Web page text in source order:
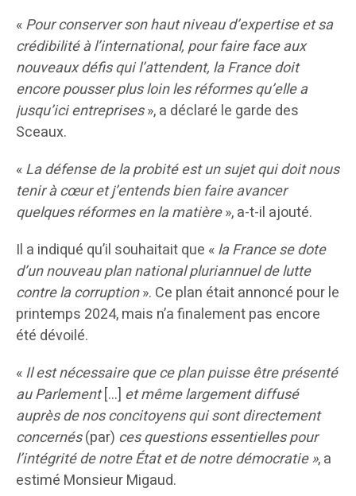
«Pour conserver son haut niveau d’expertise et sa
crédibilité à l’international, pour faire face aux
nouveaux défis qui l’attendent, la France doit
encore pousser plus loin les réformes qu’elle a
jusqu’ici entreprises», a déclaré le garde des
Sceaux.
«La défense de la probité est un sujet qui doit nous
tenir à cœur et j’entends bien faire avancer
quelques réformes en la matière», a-t-il ajouté.
Il a indiqué qu’il souhaitait que «la France se dote
d’un nouveau plan national pluriannuel de lutte
contre la corruption». Ce plan était annoncé pour le
printemps 2024, mais n’a finalement pas encore
été dévoilé.
«Il est nécessaire que ce plan puisse être présenté
au Parlement[…] et même largement diffusé
auprès de nos concitoyens qui sont directement
concernés(par) ces questions essentielles pour
l’intégrité de notre État et de notre démocratie », a
estimé Monsieur Migaud.